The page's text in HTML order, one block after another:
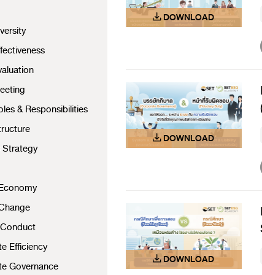
& Responsibilities
Strategy
Efficiency
Governance